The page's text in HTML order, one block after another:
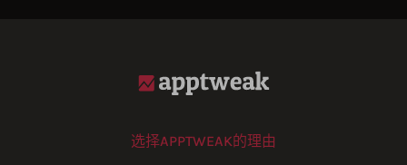
选择APPTWEAK的理由